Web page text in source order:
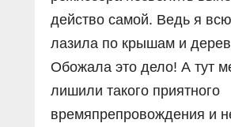
действо самой. Ведь я
лазила по крышам и
Обожала это дело! А тут
лишили такого приятного
времяпрепровождения и